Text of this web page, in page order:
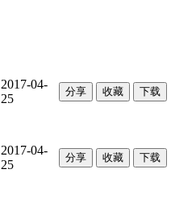
2017-04-
25
分享 收藏 下载
2017-04-
25
分享 收藏 下载